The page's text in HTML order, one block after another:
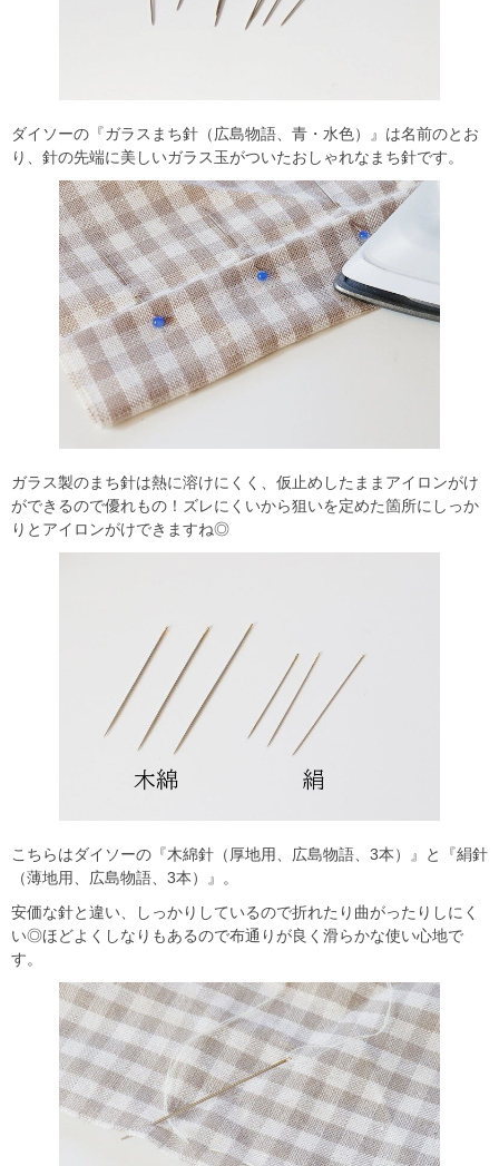
ダイソーの『ガラスまち針（広島物語、青・水色）』は名前のとお
り、針の先端に美しいガラス玉がついたおしゃれなまち針です。
ガラス製のまち針は熱に溶けにくく、仮止めしたままアイロンがけ
ができるので優れもの！ズレにくいから狙いを定めた箇所にしっか
りとアイロンがけできますね◎
こちらはダイソーの『木綿針（厚地用、広島物語、3本）』と『絹針
（薄地用、広島物語、3本）』。
安価な針と違い、しっかりしているので折れたり曲がったりしにく
い◎ほどよくしなりもあるので布通りが良く滑らかな使い心地で
す。